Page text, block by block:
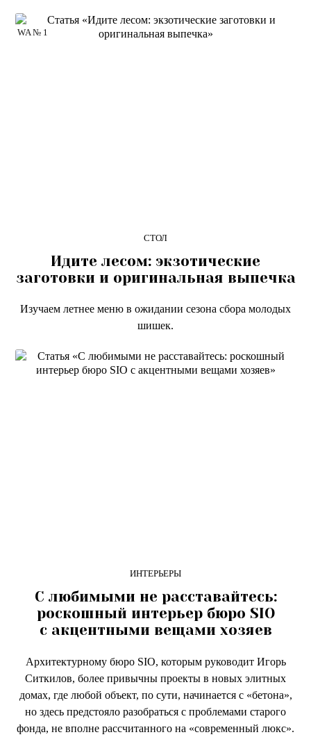
WA № 1
СТОЛ
Идите лесом: экзотические
заготовки и оригинальная выпечка
Изучаем летнее меню в ожидании сезона сбора молодых
шишек.
ИНТЕРЬЕРЫ
С любимыми не расставайтесь:
роскошный интерьер бюро SIO
с акцентными вещами хозяев
Архитектурному бюро SIO, которым руководит Игорь
Ситкилов, более привычны проекты в новых элитных
домах, где любой объект, по сути, начинается с «бетона»,
но здесь предстояло разобраться с проблемами старого
фонда, не вполне рассчитанного на «современный люкс».